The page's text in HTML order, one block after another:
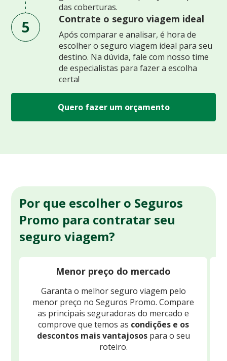
das coberturas.
5 Contrate o seguro viagem ideal
Após comparar e analisar, é hora de
escolher o seguro viagem ideal para seu
destino. Na dúvida, fale com nosso time
de especialistas para fazer a escolha
certa!
Quero fazer um orçamento
Por que escolher o Seguros
Promo para contratar seu
seguro viagem?
Menor preço do mercado
Garanta o melhor seguro viagem pelo
menor preço no Seguros Promo. Compare
as principais seguradoras do mercado e
comprove que temos as condições e os
descontos mais vantajosospara o seu
roteiro.